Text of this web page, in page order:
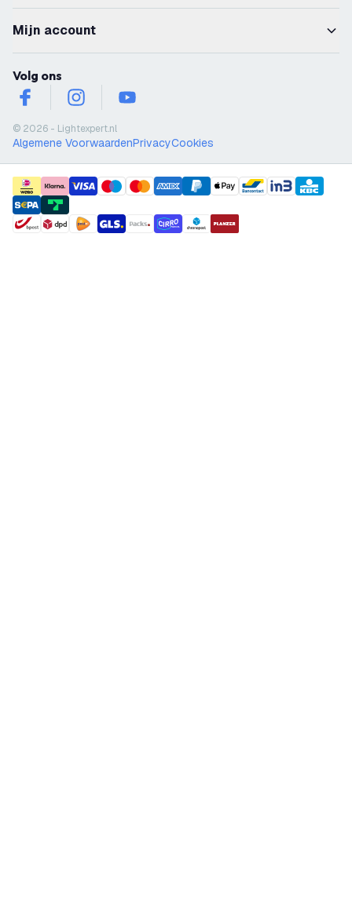
Mijn account
Volg ons
facebookinstagramyoutube
© 2026 - Lightexpert.nl
Algemene VoorwaardenPrivacyCookies
payment methods
shipment methods